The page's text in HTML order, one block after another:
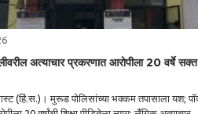
अत्याचार प्रकरणात आरोपीला 20 वर्षे सक्त
भक्कम तपासाला यश; पॉक्सो